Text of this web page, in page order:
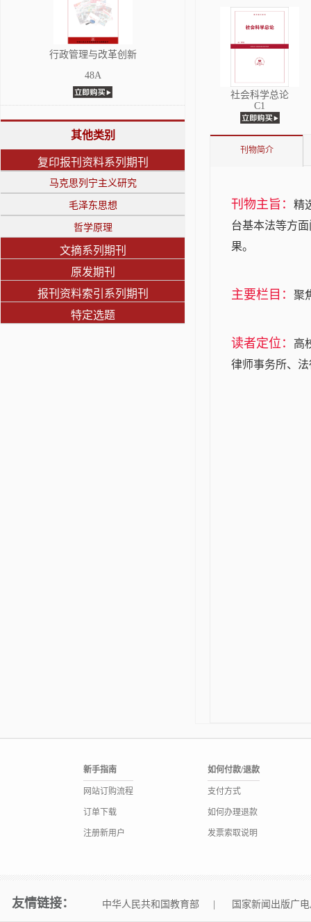
行政管理与改革创新
48A
其他类别
复印报刊资料系列期刊
马克思列宁主义研究
毛泽东思想
哲学原理
文摘系列期刊
原发期刊
报刊资料索引系列期刊
特定选题
社会科学总论
C1
刊物简介
刊物主旨： 精
台基本法等方
果。
主要栏目： 聚
读者定位：
高
律师事务所、
新手指南
网站订购流程
订单下载
注册新用户
如何付款/退款
支付方式
如何办理退款
发票索取说明
友情链接： 中华人民共和国教育部 国家新闻出版广